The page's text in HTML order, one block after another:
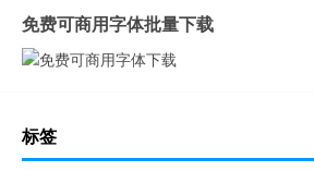
免费可商用字体批量下载
标签